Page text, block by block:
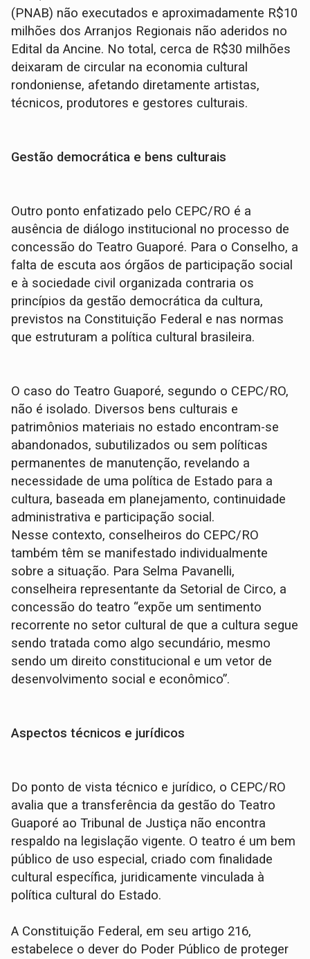
(PNAB) não executados e aproximadamente R$10
milhões dos Arranjos Regionais não aderidos no
Edital da Ancine. No total, cerca de R$30 milhões
deixaram de circular na economia cultural
rondoniense, afetando diretamente artistas,
técnicos, produtores e gestores culturais.
Gestão democrática e bens culturais
Outro ponto enfatizado pelo CEPC/RO é a
ausência de diálogo institucional no processo de
concessão do Teatro Guaporé. Para o Conselho, a
falta de escuta aos órgãos de participação social
e à sociedade civil organizada contraria os
princípios da gestão democrática da cultura,
previstos na Constituição Federal e nas normas
que estruturam a política cultural brasileira.
O caso do Teatro Guaporé, segundo o CEPC/RO,
não é isolado. Diversos bens culturais e
patrimônios materiais no estado encontram-se
abandonados, subutilizados ou sem políticas
permanentes de manutenção, revelando a
necessidade de uma política de Estado para a
cultura, baseada em planejamento, continuidade
administrativa e participação social.
Nesse contexto, conselheiros do CEPC/RO
também têm se manifestado individualmente
sobre a situação. Para Selma Pavanelli,
conselheira representante da Setorial de Circo, a
concessão do teatro “expõe um sentimento
recorrente no setor cultural de que a cultura segue
sendo tratada como algo secundário, mesmo
sendo um direito constitucional e um vetor de
desenvolvimento social e econômico”.
Aspectos técnicos e jurídicos
Do ponto de vista técnico e jurídico, o CEPC/RO
avalia que a transferência da gestão do Teatro
Guaporé ao Tribunal de Justiça não encontra
respaldo na legislação vigente. O teatro é um bem
público de uso especial, criado com finalidade
cultural específica, juridicamente vinculada à
política cultural do Estado.
A Constituição Federal, em seu artigo 216,
estabelece o dever do Poder Público de proteger